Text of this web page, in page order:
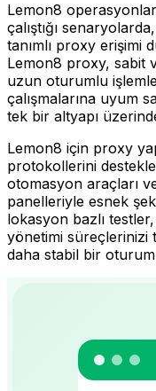
Lemon8
çalıştığı
tanımlı proxy erişimi
Lemon8 proxy, sabit
uzun oturumlu
çalışmalarına uyum
tek bir altyapı
Lemon8 için proxy
protokollerini
otomasyon araçları
panelleriyle esnek
lokasyon bazlı
yönetimi süreçlerinizi
daha stabil bir